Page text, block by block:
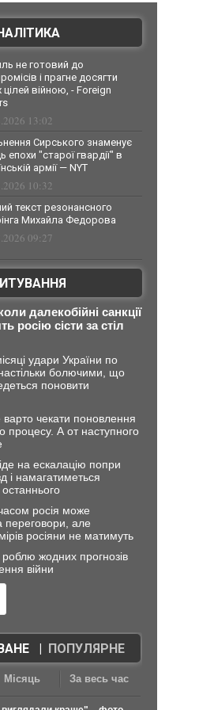
не готовий до
і прагне досягти
цілей війною, - Foreign
13:02
Сирського знаменує
епохи "старої гвардії" в
армії — NYT
10:32
текст резонансного
Михайла Федорова
09:27
далекобійні санкції
росію сісти за стіл
удари України по
настільки болючими, що
поновити
варто чекати поновлення
процесу. А от наступного
на ескалацію попри
і намагатиметься
росія може
переговори, але
росіяни не матимуть
жодних прогнозів
війни
| ПОПУЛЯРНЕ
Місяць За весь час